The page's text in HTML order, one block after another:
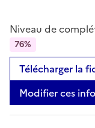
Niveau de
76%
Télécharger la
Modifier ces